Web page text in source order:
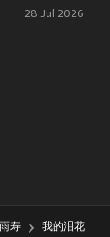
28 Jul 2026
寿 我的泪花